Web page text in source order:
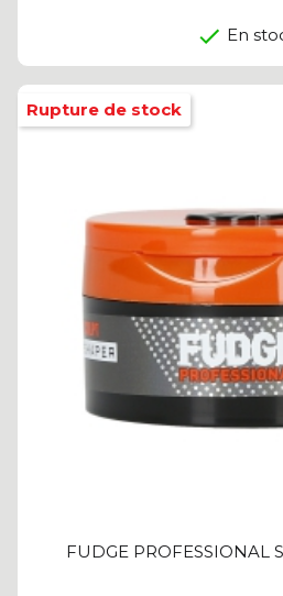
En
FUDGE PROFESSIONAL
Rupture de stock